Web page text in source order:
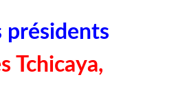
présidents
Tchicaya,